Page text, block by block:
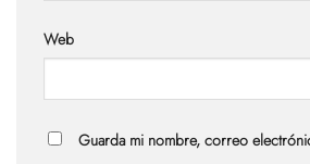
Web
Guarda mi nombre, correo